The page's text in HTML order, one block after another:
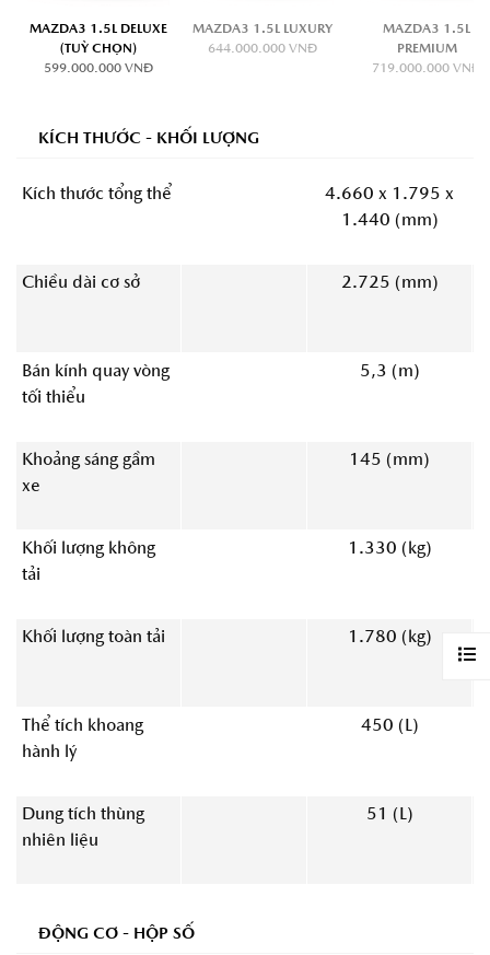
MAZDA3 1.5L DELUXE
(TUỲ CHỌN)
599.000.000 VNĐ
MAZDA3 1.5L LUXURY
644.000.000 VNĐ
MAZDA3 1.5L
PREMIUM
719.000.000 VNĐ
KÍCH THƯỚC - KHỐI LƯỢNG
Kích thước tổng thể
4.660 x 1.795 x
1.440 (mm)
Chiều dài cơ sở 2.725 (mm)
Bán kính quay vòng
tối thiểu
5,3 (m)
Khoảng sáng gầm
xe
145 (mm)
Khối lượng không
tải
1.330 (kg)
Khối lượng toàn tải 1.780 (kg)
Thể tích khoang
hành lý
450 (L)
Dung tích thùng
nhiên liệu
51 (L)
ĐỘNG CƠ - HỘP SỐ